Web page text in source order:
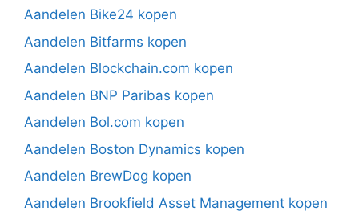
Aandelen Bike24 kopen
Aandelen Bitfarms kopen
Aandelen Blockchain.com kopen
Aandelen BNP Paribas kopen
Aandelen Bol.com kopen
Aandelen Boston Dynamics kopen
Aandelen BrewDog kopen
Aandelen Brookfield Asset Management kopen